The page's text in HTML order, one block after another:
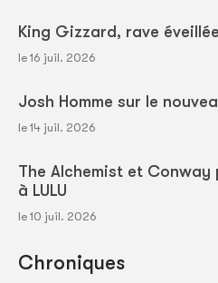
King Gizzard, rave éveillée
le 16 juil. 2026
Josh Homme sur le
le 14 juil. 2026
The Alchemist et
à LULU
le 10 juil. 2026
Chroniques